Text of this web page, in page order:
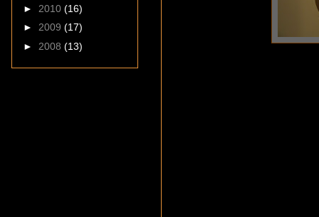
► 2010 (16)
► 2009 (17)
► 2008 (13)